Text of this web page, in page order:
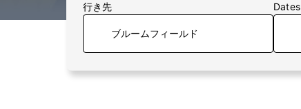
行き先 Dates